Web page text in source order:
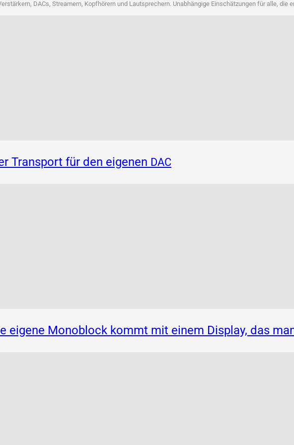
DACs, Strea­mern, Kopf­hö­rern und Laut­spre­chern. Unab­hän­gi­ge Ein­schät­zun­gen für alle, die
Transport für den eigenen DAC
eigene Monoblock kommt mit einem Display, das